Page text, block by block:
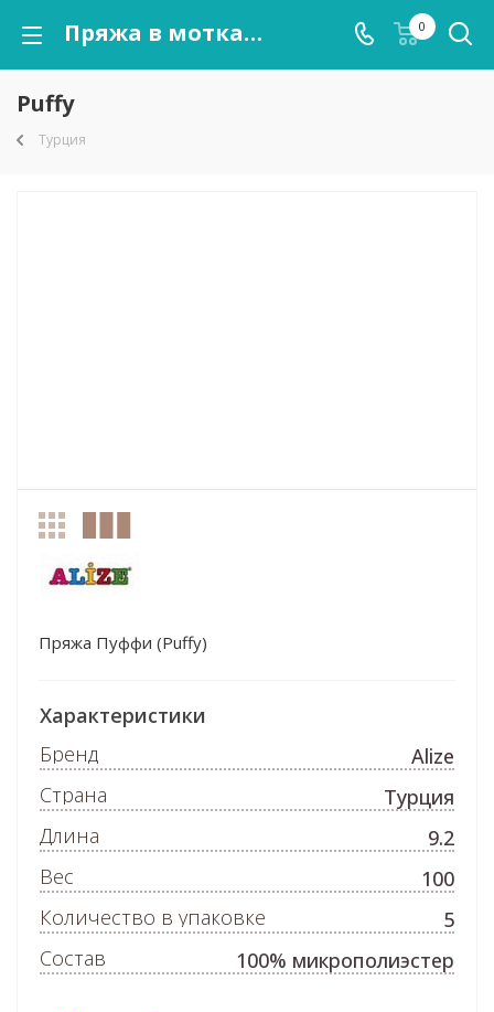
Пряжа в мотках Puffy оптом от kutnor.ru 0
Puffy
Турция
Пряжа Пуффи (Puffy)
Характеристики
Бренд
Alize
Страна
Турция
Длина
9.2
Вес
100
Количество в упаковке
5
Состав
100% микрополиэстер